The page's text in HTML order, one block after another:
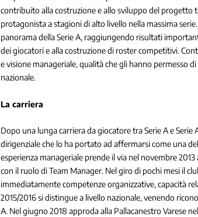
contribuito alla costruzione e allo sviluppo del progetto
protagonista a stagioni di alto livello nella massima
panorama della Serie A, raggiungendo risultati
dei giocatori e alla costruzione di roster competitivi.
e visione manageriale, qualità che gli hanno permesso
nazionale.
La carriera
Dopo una lunga carriera da giocatore tra Serie A e
dirigenziale che lo ha portato ad affermarsi come una
esperienza manageriale prende il via nel novembre
con il ruolo di Team Manager. Nel giro di pochi mesi il
immediatamente competenze organizzative, capacità
2015/2016 si distingue a livello nazionale, venendo
A. Nel giugno 2018 approda alla Pallacanestro Varese